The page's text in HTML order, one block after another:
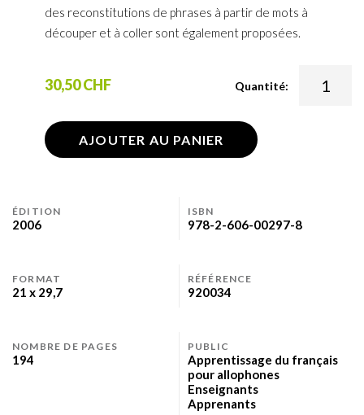
des reconstitutions de phrases à partir de mots à
découper et à coller sont également proposées.
30,50 CHF Quantité:
AJOUTER AU PANIER
ÉDITION
2006
ISBN
978-2-606-00297-8
FORMAT
21 x 29,7
RÉFÉRENCE
920034
NOMBRE DE PAGES
194
PUBLIC
Apprentissage du français
pour allophones
Enseignants
Apprenants